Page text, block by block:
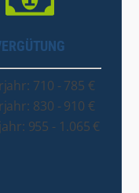
710 - 785 €
830 - 910 €
955 - 1.065 €